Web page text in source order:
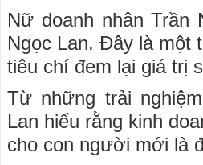
Nữ doanh nhân
Ngọc Lan. Đây là một
tiêu chí đem lại giá trị
Từ những trải
Lan hiểu rằng kinh
cho con người mới là